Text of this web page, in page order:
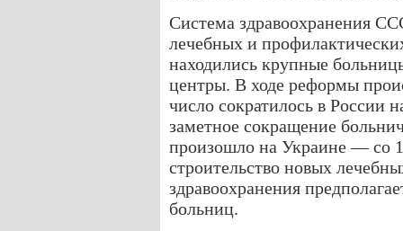
Система здравоохранения
лечебных и
находились крупные
центры. В ходе реформы
число сократилось в России
заметное сокращение
произошло на Украине — со
строительство новых
здравоохранения
больниц.